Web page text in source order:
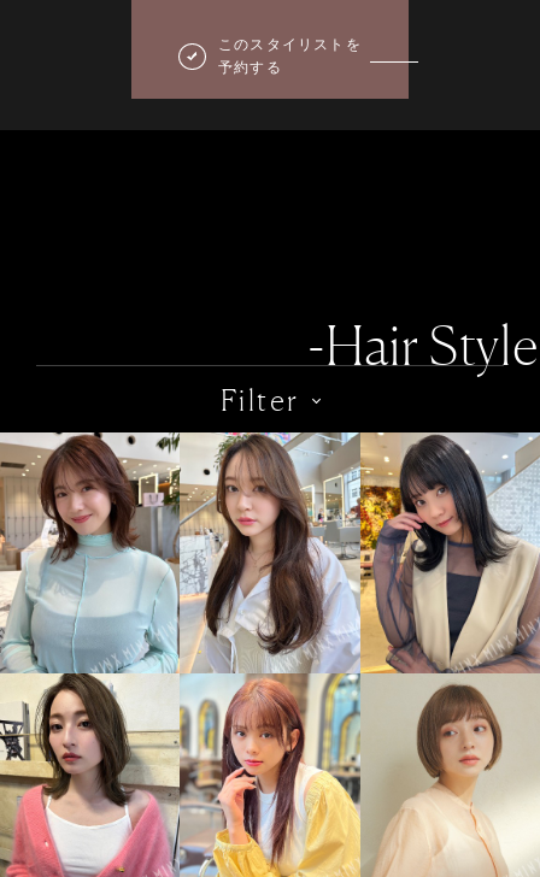
このスタイリストを
予約する
-Hair Style
Filter